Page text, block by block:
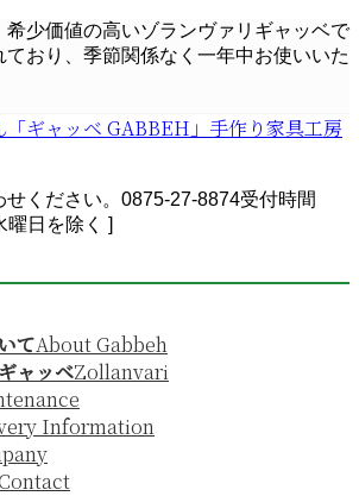
希少価値の高いゾランヴァリギャッベで
おり、季節関係なく一年中お使いいた
ください。 0875-27-8874受付時間
曜日を除く ]
てAbout Gabbeh
ャッベZollanvari
Information